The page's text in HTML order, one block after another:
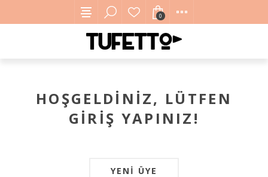
0
HOŞGELDINIZ, LÜTFEN
GIRIŞ YAPINIZ!
YENI ÜYE